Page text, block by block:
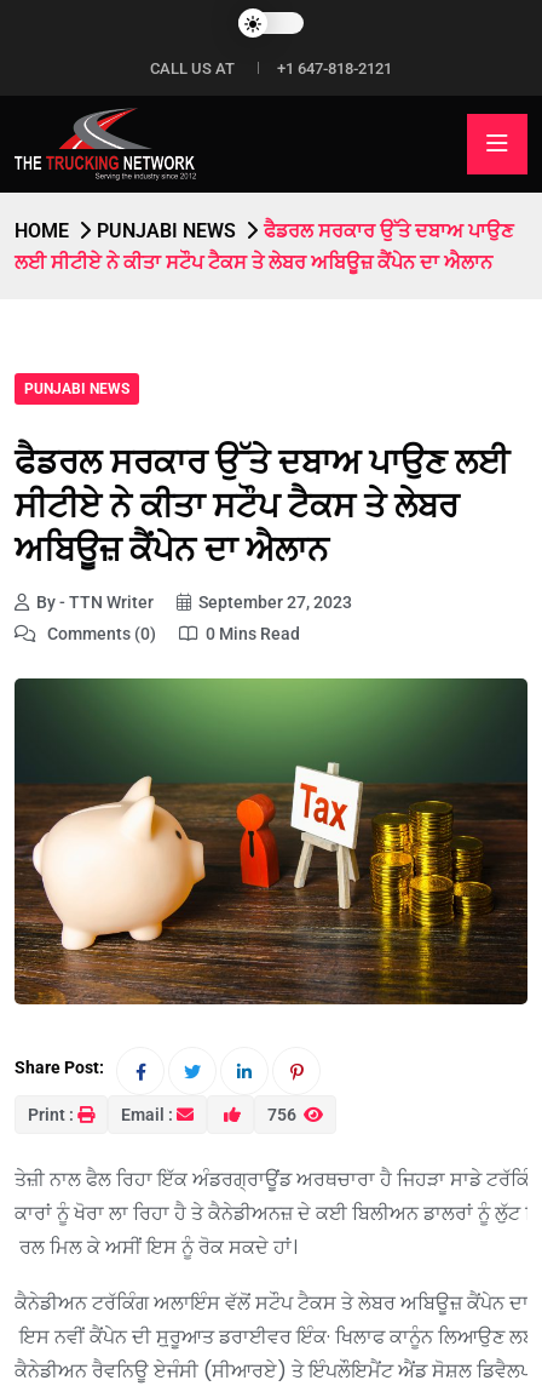
CALL US AT +1 647-818-2121
HOME PUNJABI NEWS
ਫੈਡਰਲ ਸਰਕਾਰ ਉੱਤੇ ਦਬਾਅ ਪਾਉਣ
ਲਈ ਸੀਟੀਏ ਨੇ ਕੀਤਾ ਸਟੌਪ ਟੈਕਸ ਤੇ ਲੇਬਰ ਅਬਿਊਜ਼ ਕੈਂਪੇਨ ਦਾ ਐਲਾਨ
PUNJABI NEWS
ਫੈਡਰਲ ਸਰਕਾਰ ਉੱਤੇ ਦਬਾਅ ਪਾਉਣ ਲਈ
ਸੀਟੀਏ ਨੇ ਕੀਤਾ ਸਟੌਪ ਟੈਕਸ ਤੇ ਲੇਬਰ
ਅਬਿਊਜ਼ ਕੈਂਪੇਨ ਦਾ ਐਲਾਨ
By - TTN Writer
September 27, 2023
Comments (0)
0 Mins Read
Share Post:
Print : Email : 756
ਤੇਜ਼ੀ ਨਾਲ ਫੈਲ ਰਿਹਾ ਇੱਕ ਅੰਡਰਗ੍ਰਾਊਂਡ ਅਰਥਚਾਰਾ ਹੈ ਜਿਹੜਾ ਸਾਡੇ
ਕਾਰਾਂ ਨੂੰ ਖੋਰਾ ਲਾ ਰਿਹਾ ਹੈ ਤੇ ਕੈਨੇਡੀਅਨਜ਼ ਦੇ ਕਈ ਬਿਲੀਅਨ ਡਾਲਰਾਂ ਨੂੰ ਲੁੱਟ
ਰਲ ਮਿਲ ਕੇ ਅਸੀਂ ਇਸ ਨੂੰ ਰੋਕ ਸਕਦੇ ਹਾਂ।
ਕੈਨੇਡੀਅਨ ਟਰੱਕਿੰਗ ਅਲਾਇੰਸ ਵੱਲੋਂ ਸਟੌਪ ਟੈਕਸ ਤੇ ਲੇਬਰ ਅਬਿਊਜ਼ ਕੈਂਪੇਨ ਦਾ
ਇਸ ਨਵੀਂ ਕੈਂਪੇਨ ਦੀ ਸੁ਼ਰੂਆਤ ਡਰਾਈਵਰ ਇੰਕ· ਖਿਲਾਫ ਕਾਨੂੰਨ ਲਿਆਉਣ
ਕੈਨੇਡੀਅਨ ਰੈਵਨਿਊ ਏਜੰਸੀ (ਸੀਆਰਏ) ਤੇ ਇੰਪਲੌਇਮੈਂਟ ਐਂਡ ਸੋਸ਼ਲ